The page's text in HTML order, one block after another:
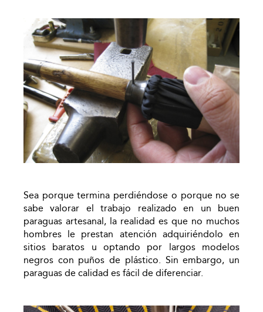
Sea porque termina perdiéndose o porque no se
sabe valorar el trabajo realizado en un buen
paraguas artesanal, la realidad es que no muchos
hombres le prestan atención adquiriéndolo en
sitios baratos u optando por largos modelos
negros con puños de plástico. Sin embargo, un
paraguas de calidad es fácil de diferenciar.